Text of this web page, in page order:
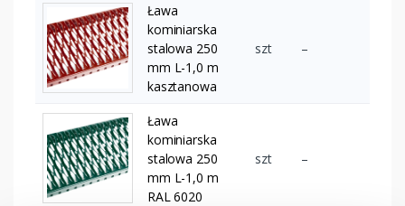
Ława
kominiarska
stalowa 250
mm L-1,0 m
kasztanowa
szt –
Ława
kominiarska
stalowa 250
mm L-1,0 m
RAL 6020
szt –